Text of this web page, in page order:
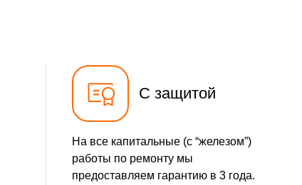
С защитой
На все капитальные (с “железом”)
работы по ремонту мы
предоставляем гарантию в 3 года.